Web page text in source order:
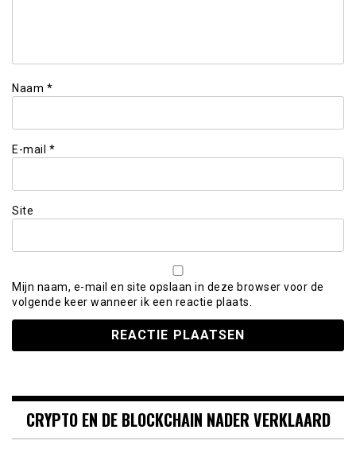
Naam *
E-mail *
Site
Mijn naam, e-mail en site opslaan in deze browser voor de
volgende keer wanneer ik een reactie plaats.
CRYPTO EN DE BLOCKCHAIN NADER VERKLAARD